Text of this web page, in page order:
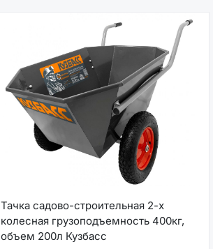
Тачка садово-строительная 2-х
колесная грузоподъемность 400кг,
объем 200л Кузбасс